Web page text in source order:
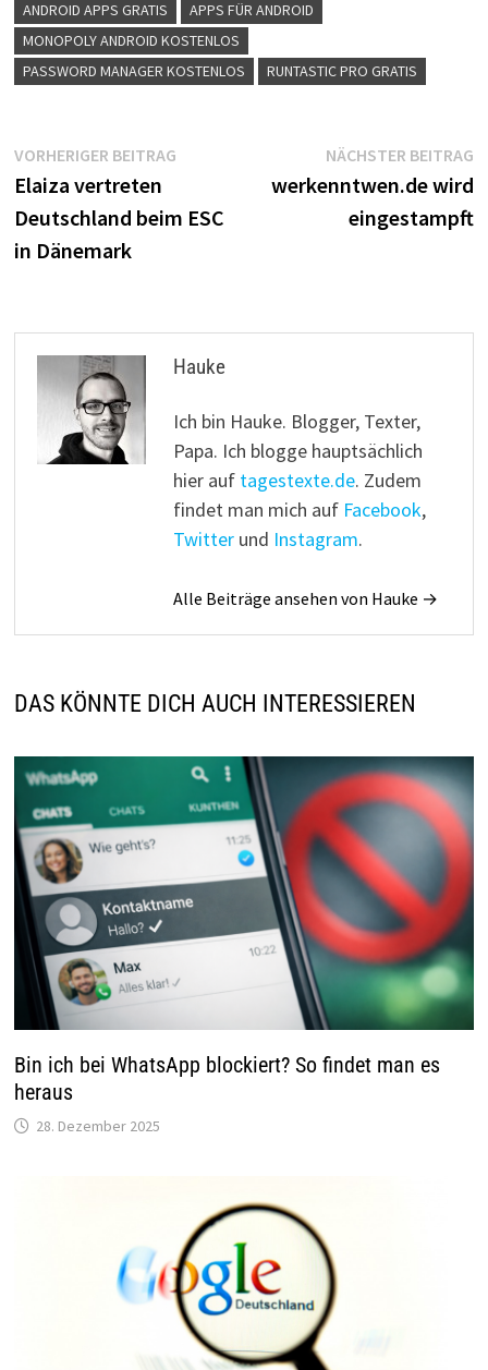
ANDROID APPS GRATIS
APPS FÜR ANDROID
MONOPOLY ANDROID KOSTENLOS
PASSWORD MANAGER KOSTENLOS
RUNTASTIC PRO GRATIS
Beitragsnavigation
VORHERIGER BEITRAGVorheriger
Elaiza vertreten
Deutschland beim ESC
in Dänemark
NÄCHSTER BEITRAG
werkenntwen.de wird
eingestampft
Hauke
Ich bin Hauke. Blogger, Texter,
Papa. Ich blogge hauptsächlich
hier auf tagestexte.de. Zudem
findet man mich auf Facebook,
Twitterund Instagram.
Alle Beiträge ansehen von Hauke →
DAS KÖNNTE DICH AUCH INTERESSIEREN
Bin ich bei WhatsApp blockiert? So findet man es
heraus
28. Dezember 2025